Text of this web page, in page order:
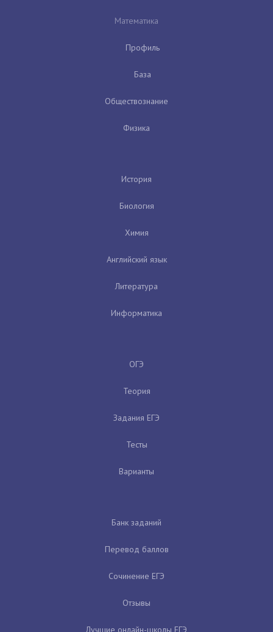
Математика
Профиль
База
Обществознание
Физика
История
Биология
Химия
Английский язык
Литература
Информатика
ОГЭ
Теория
Задания ЕГЭ
Тесты
Варианты
Банк заданий
Перевод баллов
Сочинение ЕГЭ
Отзывы
Лучшие онлайн-школы ЕГЭ